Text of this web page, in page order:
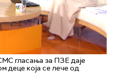
гласања за ПЗЕ даје
деце која се лече од